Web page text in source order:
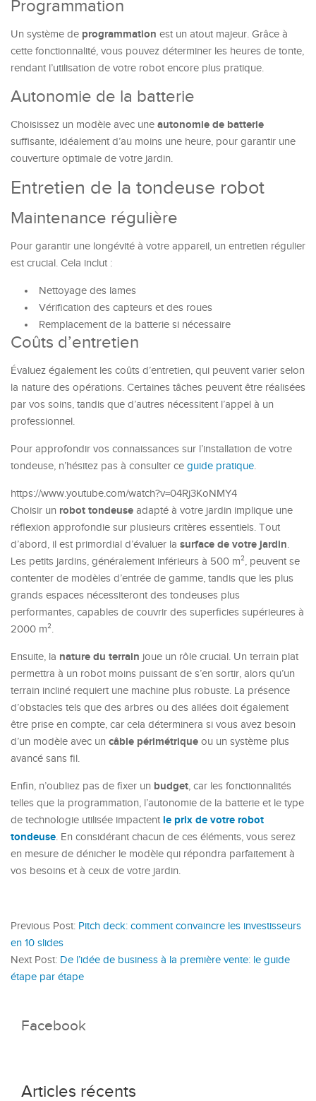
Programmation
Un système de programmation est un atout majeur. Grâce à
cette fonctionnalité, vous pouvez déterminer les heures de tonte,
rendant l’utilisation de votre robot encore plus pratique.
Autonomie de la batterie
Choisissez un modèle avec une autonomie de batterie
suffisante, idéalement d’au moins une heure, pour garantir une
couverture optimale de votre jardin.
Entretien de la tondeuse robot
Maintenance régulière
Pour garantir une longévité à votre appareil, un entretien régulier
est crucial. Cela inclut :
Nettoyage des lames
Vérification des capteurs et des roues
Remplacement de la batterie si nécessaire
Coûts d’entretien
Évaluez également les coûts d’entretien, qui peuvent varier selon
la nature des opérations. Certaines tâches peuvent être réalisées
par vos soins, tandis que d’autres nécessitent l’appel à un
professionnel.
Pour approfondir vos connaissances sur l’installation de votre
tondeuse, n’hésitez pas à consulter ce guide pratique.
https://www.youtube.com/watch?v=04Rj3KoNMY4
Choisir un robot tondeuse adapté à votre jardin implique une
réflexion approfondie sur plusieurs critères essentiels. Tout
d’abord, il est primordial d’évaluer la surface de votre jardin.
Les petits jardins, généralement inférieurs à 500 m², peuvent se
contenter de modèles d’entrée de gamme, tandis que les plus
grands espaces nécessiteront des tondeuses plus
performantes, capables de couvrir des superficies supérieures à
2000 m².
Ensuite, la nature du terrain joue un rôle crucial. Un terrain plat
permettra à un robot moins puissant de s’en sortir, alors qu’un
terrain incliné requiert une machine plus robuste. La présence
d’obstacles tels que des arbres ou des allées doit également
être prise en compte, car cela déterminera si vous avez besoin
d’un modèle avec un câble périmétrique ou un système plus
avancé sans fil.
Enfin, n’oubliez pas de fixer un budget, car les fonctionnalités
telles que la programmation, l’autonomie de la batterie et le type
de technologie utilisée impactent le prix de votre robot
tondeuse. En considérant chacun de ces éléments, vous serez
en mesure de dénicher le modèle qui répondra parfaitement à
vos besoins et à ceux de votre jardin.
Previous Post: Pitch deck: comment convaincre les investisseurs
en 10 slides
Next Post: De l’idée de business à la première vente: le guide
étape par étape
Facebook
Articles récents